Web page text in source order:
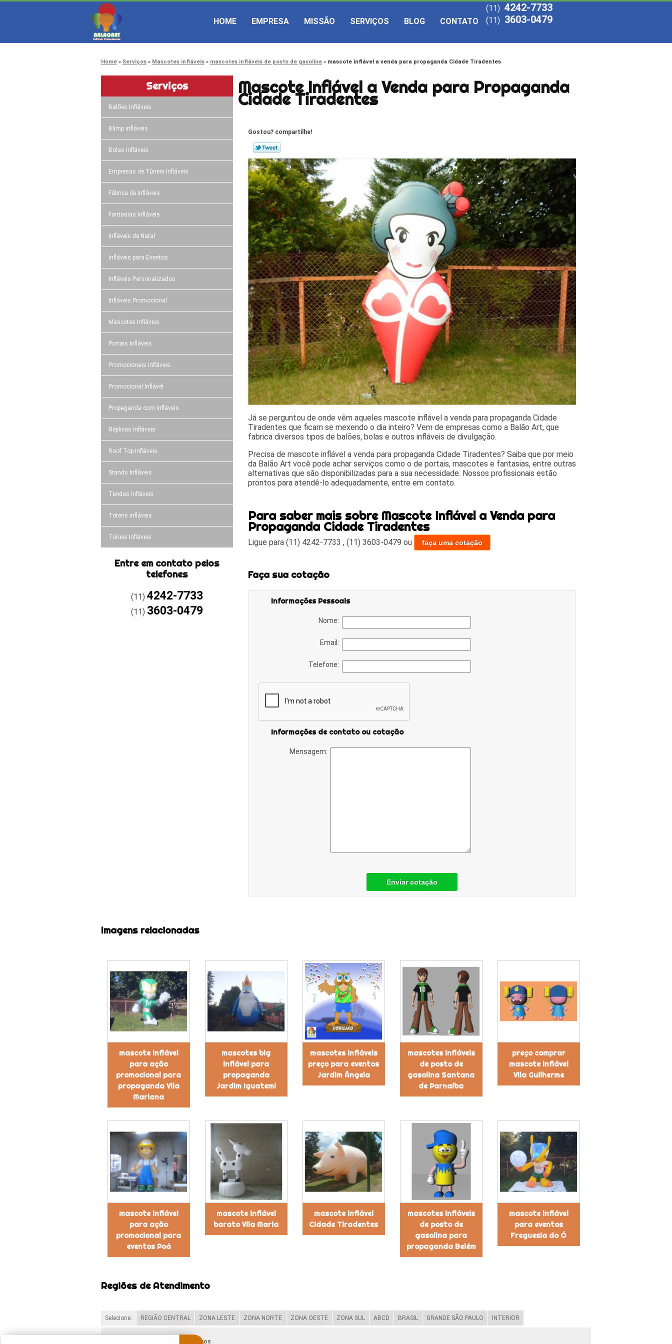
HOME EMPRESA MISSÃO SERVIÇOS BLOG CONTATO
(11) 4242-7733
(11) 3603-0479
Home Serviços Mascotes infláveis mascotes infláveis de posto de gasolina mascote inflável a venda para propaganda Cidade Tiradentes
Serviços
Balões Infláveis
Blimp infláveis
Bolas Infláveis
Empresas de Túneis Infláveis
Fábrica de Infláveis
Fantasias Infláveis
Infláveis de Natal
Infláveis para Eventos
Infláveis Personalizados
Infláveis Promocional
Mascotes Infláveis
Portais Infláveis
Promocionais Infláveis
Promocional Inflável
Propaganda com Infláveis
Réplicas Infláveis
Roof Top Infláveis
Stands Infláveis
Tendas Infláveis
Totens infláveis
Túneis Infláveis
Entre em contato pelos
telefones
(11) 4242-7733
(11) 3603-0479
Mascote Inflável a Venda para Propaganda
Cidade Tiradentes
Gostou? compartilhe!
Já se perguntou de onde vêm aqueles mascote inflável a venda para propaganda Cidade
Tiradentes que ficam se mexendo o dia inteiro? Vem de empresas como a Balão Art, que
fabrica diversos tipos de balões, bolas e outros infláveis de divulgação.
Precisa de mascote inflável a venda para propaganda Cidade Tiradentes? Saiba que por meio
da Balão Art você pode achar serviços como o de portais, mascotes e fantasias, entre outras
alternativas que são disponibilizadas para a sua necessidade. Nossos profissionais estão
prontos para atendê-lo adequadamente, entre em contato.
Para saber mais sobre Mascote Inflável a Venda para
Propaganda Cidade Tiradentes
Ligue para (11) 4242-7733 , (11) 3603-0479 ou faça uma cotação
Faça sua cotação
Informações Pessoais
Nome:
Email:
Telefone:
Informações de contato ou cotação
Mensagem:
Enviar cotação
Imagens relacionadas
mascote inflável
para ação
promocional para
propaganda Vila
Mariana
mascotes big
inflável para
propaganda
Jardim Iguatemi
mascotes infláveis
preço para eventos
Jardim Ângela
mascotes infláveis
de posto de
gasolina Santana
de Parnaíba
preço comprar
mascote inflável
Vila Guilherme
mascote inflável
para ação
promocional para
eventos Poá
mascote inflável
barato Vila Maria
mascote inflável
Cidade Tiradentes
mascotes infláveis
de posto de
gasolina para
propaganda Belém
mascote inflável
para eventos
Freguesia do Ó
Regiões de Atendimento
Selecione: REGIÃO CENTRAL ZONA LESTE ZONA NORTE ZONA OESTE ZONA SUL ABCD BRASIL GRANDE SÃO PAULO INTERIOR
Verifique as regiões que atendemos